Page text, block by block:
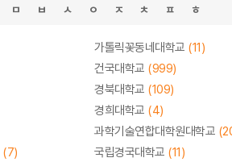
ㅁ ㅂ ㅅ ㅇ ㅈ ㅊ ㅍ ㅎ
가톨릭꽃동네대학교 (11)
건국대학교 (999)
경북대학교 (109)
경희대학교 (4)
과학기술연합대학원대학교
(7) 국립경국대학교 (11)